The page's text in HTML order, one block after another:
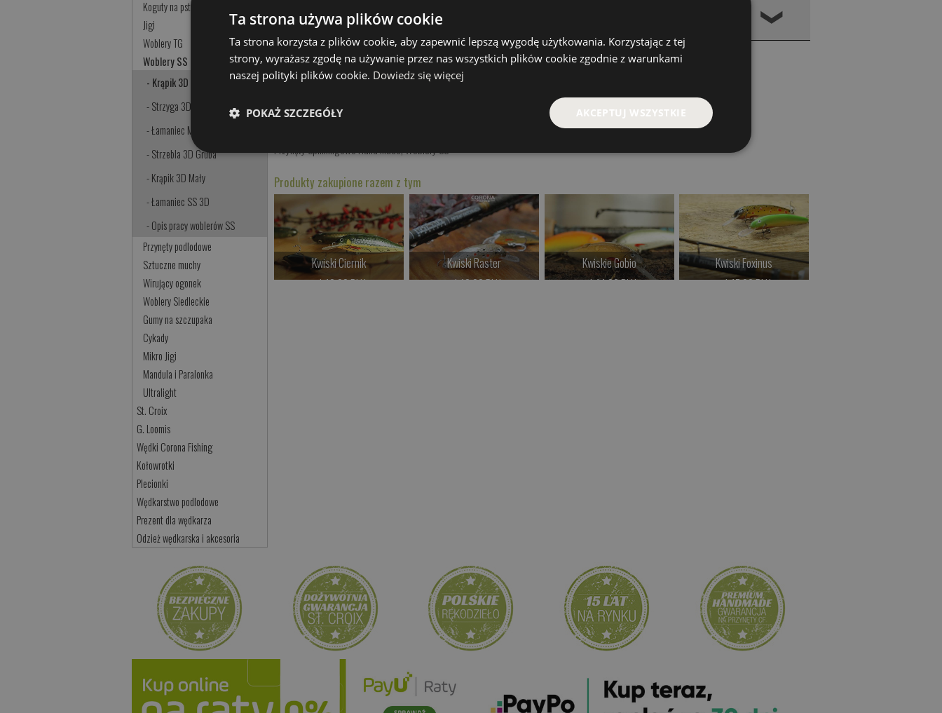
Koguty na pstrąga
Jigi
Woblery TG
Woblery SS
- Krąpik 3D Duży
- Strzyga 3D
- Łamaniec Mały SS 3D
- Strzebla 3D Gruba
- Krąpik 3D Mały
- Łamaniec SS 3D
- Opis pracy woblerów SS
Przynęty podlodowe
Sztuczne muchy
Wirujący ogonek
Woblery Siedleckie
Gumy na szczupaka
Cykady
Mikro Jigi
Mandula i Paralonka
Ultralight
St. Croix
G. Loomis
Wędki Corona Fishing
Kołowrotki
Plecionki
Wędkarstwo podlodowe
Prezent dla wędkarza
Odzież wędkarska i akcesoria
❮
Tagi:woblery szuszkiewicza
Woblery
Strzyga 3D,Łamaniec Mały SS 3D
Łamaniec SS 3D,Czort gruby
Przynęty Spinningowe Hand Made,Woblery SS
Produkty zakupione razem z tym
Kwiski Ciernik
od 42.00 PLN
Kwiski Raster
od 42.00 PLN
Kwiskie Gobio
od 44.00 PLN
Kwiski Foxinus
od 47.00 PLN
Ta strona używa plików cookie
Ta strona korzysta z plików cookie, aby zapewnić lepszą wygodę użytkowania. Korzystając z tej
strony, wyrażasz zgodę na używanie przez nas wszystkich plików cookie zgodnie z warunkami
naszej polityki plików cookie. Dowiedz się więcej
AKCEPTUJ WSZYSTKIE
POKAŻ SZCZEGÓŁY